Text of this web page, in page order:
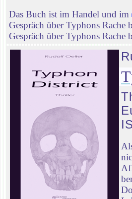
Das Buch ist im Handel und im
Gespräch über Typhons Rache
Gespräch über Typhons Rache